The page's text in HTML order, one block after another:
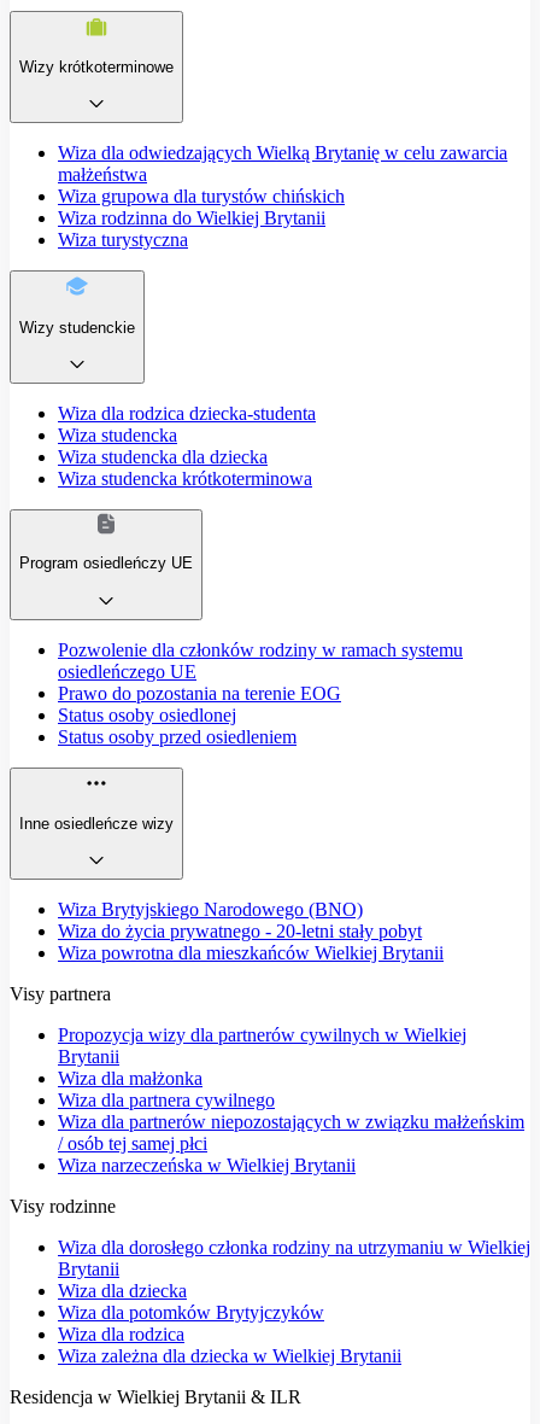
Wizy krótkoterminowe
Wiza dla odwiedzających Wielką Brytanię w celu zawarcia
małżeństwa
Wiza grupowa dla turystów chińskich
Wiza rodzinna do Wielkiej Brytanii
Wiza turystyczna
Wizy studenckie
Wiza dla rodzica dziecka-studenta
Wiza studencka
Wiza studencka dla dziecka
Wiza studencka krótkoterminowa
Program osiedleńczy UE
Pozwolenie dla członków rodziny w ramach systemu
osiedleńczego UE
Prawo do pozostania na terenie EOG
Status osoby osiedlonej
Status osoby przed osiedleniem
Inne osiedleńcze wizy
Wiza Brytyjskiego Narodowego (BNO)
Wiza do życia prywatnego - 20-letni stały pobyt
Wiza powrotna dla mieszkańców Wielkiej Brytanii
Visy partnera
Propozycja wizy dla partnerów cywilnych w Wielkiej
Brytanii
Wiza dla małżonka
Wiza dla partnera cywilnego
Wiza dla partnerów niepozostających w związku małżeńskim
/ osób tej samej płci
Wiza narzeczeńska w Wielkiej Brytanii
Visy rodzinne
Wiza dla dorosłego członka rodziny na utrzymaniu w Wielkiej
Brytanii
Wiza dla dziecka
Wiza dla potomków Brytyjczyków
Wiza dla rodzica
Wiza zależna dla dziecka w Wielkiej Brytanii
Residencja w Wielkiej Brytanii & ILR